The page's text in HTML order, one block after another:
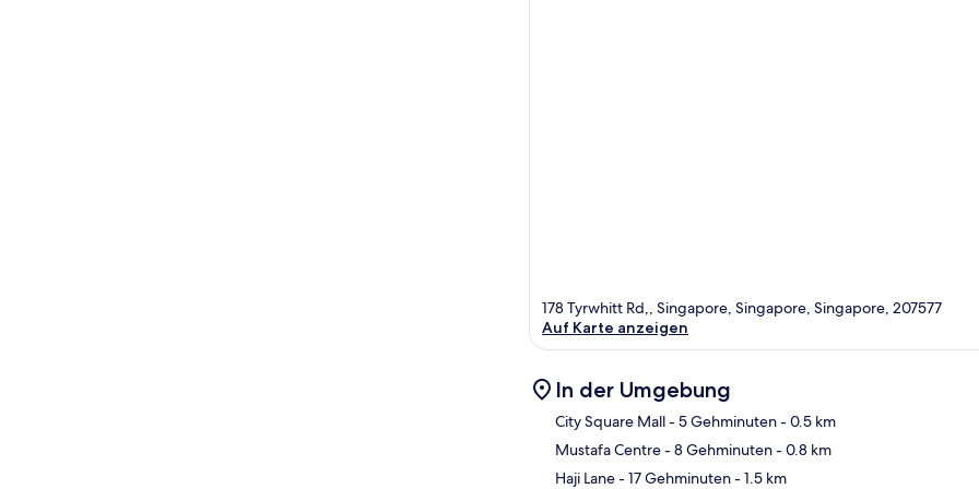
178 Tyrwhitt Rd,, Singapore, Singapore, Singapore, 207577
Auf Karte anzeigen
In der Umgebung
City Square Mall- 5 Gehminuten- 0.5 km
Mustafa Centre- 8 Gehminuten- 0.8 km
Haji Lane- 17 Gehminuten- 1.5 km